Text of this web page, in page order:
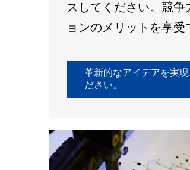
スしてください。競
ョンのメリットを享受
革新的なアイデアを実
ださい。